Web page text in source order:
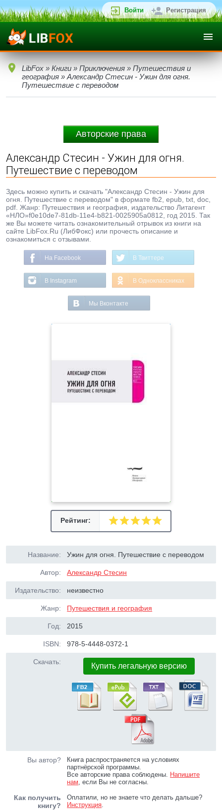
Войти Регистрация
LibFox » Книги » Приключения » Путешествия и
география » Александр Стесин - Ужин для огня.
Путешествие с переводом
Авторские права
Александр Стесин - Ужин для огня.
Путешествие с переводом
Здесь можно купить и скачать "Александр Стесин - Ужин для
огня. Путешествие с переводом" в формате fb2, epub, txt, doc,
pdf. Жанр: Путешествия и география, издательство Литагент
«НЛО»f0e10de7-81db-11e4-b821-0025905a0812, год 2015. Так
же Вы можете читать ознакомительный отрывок из книги на
сайте LibFox.Ru (ЛибФокс) или прочесть описание и
ознакомиться с отзывами.
На Facebook В Твиттере
В Instagram В Одноклассниках
Мы Вконтакте
Рейтинг:
Название: Ужин для огня. Путешествие с переводом
Автор: Александр Стесин
Издательство: неизвестно
Жанр: Путешествия и география
Год: 2015
ISBN: 978-5-4448-0372-1
Скачать: Купить легальную версию
Вы автор?
Книга распространяется на условиях
партнёрской программы.
Все авторские права соблюдены. Напишите
нам, если Вы не согласны.
Как получить
книгу?
Оплатили, но не знаете что делать дальше?
Инструкция.